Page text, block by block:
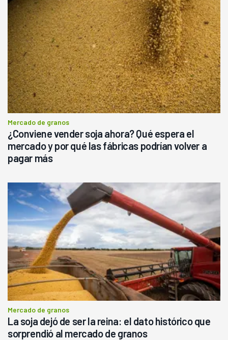
Mercado de granos
¿Conviene vender soja ahora? Qué espera el
mercado y por qué las fábricas podrían volver a
pagar más
Mercado de granos
La soja dejó de ser la reina: el dato histórico que
sorprendió al mercado de granos